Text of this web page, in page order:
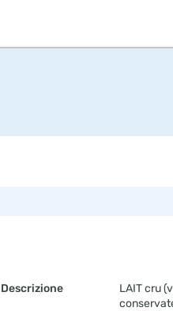
Descrizione
LAIT cru